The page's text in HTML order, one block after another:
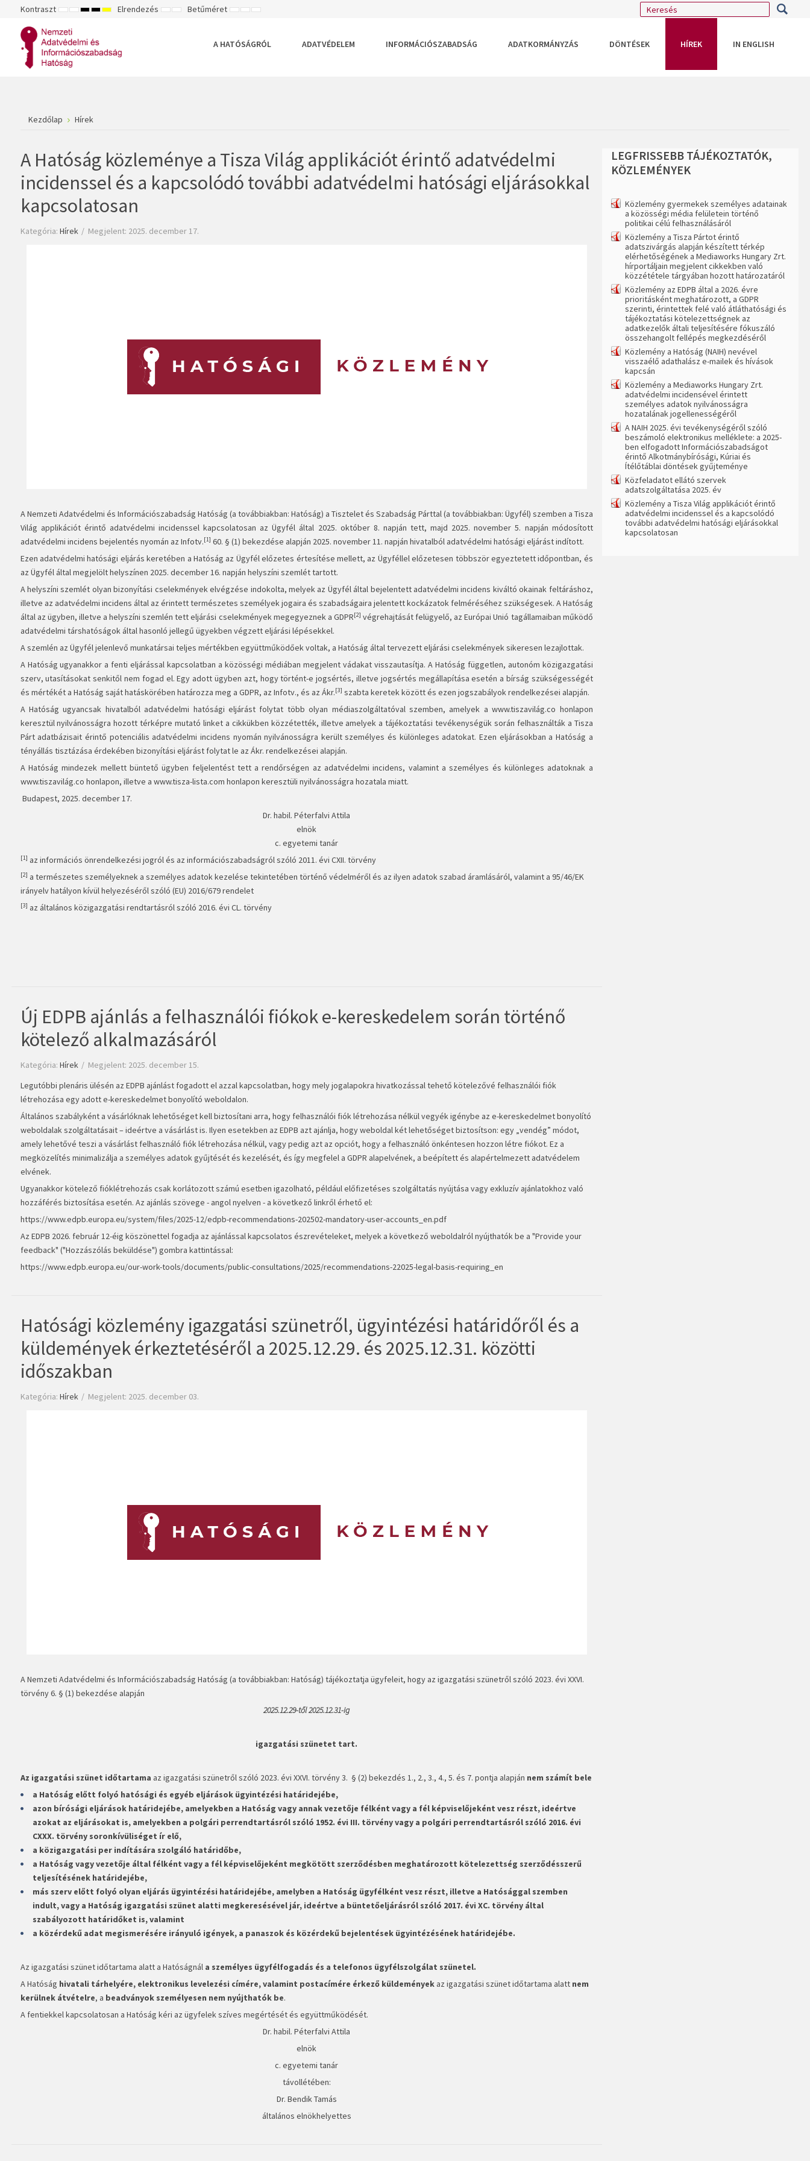
Kontraszt ALAPÉRTELMEZETT
ÉJSZAKAI
NAGY
FEHÉR
MÓD
NAGY
SÁRGA
MÓD
NAGY
MÓD
Elrendezés RÖGZÍTETT
SZÉLES
Betűméret KISEBB
ALAPÉRTELMEZETT
NAGYOBB
A HATÓSÁGRÓL
ADATVÉDELEM INFORMÁCIÓSZABADSÁG ADATKORMÁNYZÁS DÖNTÉSEK HÍREK IN ENGLISH
Kezdőlap Hírek
A Hatóság közleménye a Tisza Világ applikációt érintő adatvédelmi
incidenssel és a kapcsolódó további adatvédelmi hatósági eljárásokkal
kapcsolatosan
Kategória: Hírek Megjelent: 2025. december 17.
A Nemzeti Adatvédelmi és Információszabadság Hatóság (a továbbiakban: Hatóság) a Tisztelet és Szabadság Párttal (a továbbiakban: Ügyfél) szemben a Tisza
Világ applikációt érintő adatvédelmi incidenssel kapcsolatosan az Ügyfél által 2025. október 8. napján tett, majd 2025. november 5. napján módosított
adatvédelmi incidens bejelentés nyomán az Infotv.[1] 60. § (1) bekezdése alapján 2025. november 11. napján hivatalból adatvédelmi hatósági eljárást indított.
Ezen adatvédelmi hatósági eljárás keretében a Hatóság az Ügyfél előzetes értesítése mellett, az Ügyféllel előzetesen többször egyeztetett időpontban, és
az Ügyfél által megjelölt helyszínen 2025. december 16. napján helyszíni szemlét tartott.
A helyszíni szemlét olyan bizonyítási cselekmények elvégzése indokolta, melyek az Ügyfél által bejelentett adatvédelmi incidens kiváltó okainak feltáráshoz,
illetve az adatvédelmi incidens által az érintett természetes személyek jogaira és szabadságaira jelentett kockázatok felméréséhez szükségesek. A Hatóság
által az ügyben, illetve a helyszíni szemlén tett eljárási cselekmények megegyeznek a GDPR[2] végrehajtását felügyelő, az Európai Unió tagállamaiban működő
adatvédelmi társhatóságok által hasonló jellegű ügyekben végzett eljárási lépésekkel.
A szemlén az Ügyfél jelenlevő munkatársai teljes mértékben együttműködőek voltak, a Hatóság által tervezett eljárási cselekmények sikeresen lezajlottak.
A Hatóság ugyanakkor a fenti eljárással kapcsolatban a közösségi médiában megjelent vádakat visszautasítja. A Hatóság független, autonóm közigazgatási
szerv, utasításokat senkitől nem fogad el. Egy adott ügyben azt, hogy történt-e jogsértés, illetve jogsértés megállapítása esetén a bírság szükségességét
és mértékét a Hatóság saját hatáskörében határozza meg a GDPR, az Infotv., és az Ákr.[3] szabta keretek között és ezen jogszabályok rendelkezései alapján.
A Hatóság ugyancsak hivatalból adatvédelmi hatósági eljárást folytat több olyan médiaszolgáltatóval szemben, amelyek a www.tiszavilág.co honlapon
keresztül nyilvánosságra hozott térképre mutató linket a cikkükben közzétették, illetve amelyek a tájékoztatási tevékenységük során felhasználták a Tisza
Párt adatbázisait érintő potenciális adatvédelmi incidens nyomán nyilvánosságra került személyes és különleges adatokat. Ezen eljárásokban a Hatóság a
tényállás tisztázása érdekében bizonyítási eljárást folytat le az Ákr. rendelkezései alapján.
A Hatóság mindezek mellett büntető ügyben feljelentést tett a rendőrségen az adatvédelmi incidens, valamint a személyes és különleges adatoknak a
www.tiszavilág.co honlapon, illetve a www.tisza-lista.com honlapon keresztüli nyilvánosságra hozatala miatt.
Budapest, 2025. december 17.
Dr. habil. Péterfalvi Attila
elnök
c. egyetemi tanár
[1] az információs önrendelkezési jogról és az információszabadságról szóló 2011. évi CXII. törvény
[2] a természetes személyeknek a személyes adatok kezelése tekintetében történő védelméről és az ilyen adatok szabad áramlásáról, valamint a 95/46/EK
irányelv hatályon kívül helyezéséről szóló (EU) 2016/679 rendelet
[3] az általános közigazgatási rendtartásról szóló 2016. évi CL. törvény
Új EDPB ajánlás a felhasználói fiókok e-kereskedelem során történő
kötelező alkalmazásáról
Kategória: Hírek
Megjelent: 2025. december 15.
Legutóbbi plenáris ülésén az EDPB ajánlást fogadott el azzal kapcsolatban, hogy mely jogalapokra hivatkozással tehető kötelezővé felhasználói fiók
létrehozása egy adott e-kereskedelmet bonyolító weboldalon.
Általános szabályként a vásárlóknak lehetőséget kell biztosítani arra, hogy felhasználói fiók létrehozása nélkül vegyék igénybe az e-kereskedelmet bonyolító
weboldalak szolgáltatásait – ideértve a vásárlást is. Ilyen esetekben az EDPB azt ajánlja, hogy weboldal két lehetőséget biztosítson: egy „vendég” módot,
amely lehetővé teszi a vásárlást felhasználó fiók létrehozása nélkül, vagy pedig azt az opciót, hogy a felhasználó önkéntesen hozzon létre fiókot. Ez a
megközelítés minimalizálja a személyes adatok gyűjtését és kezelését, és így megfelel a GDPR alapelvének, a beépített és alapértelmezett adatvédelem
elvének.
Ugyanakkor kötelező fióklétrehozás csak korlátozott számú esetben igazolható, például előfizetéses szolgáltatás nyújtása vagy exkluzív ajánlatokhoz való
hozzáférés biztosítása esetén. Az ajánlás szövege - angol nyelven - a következő linkről érhető el:
https://www.edpb.europa.eu/system/files/2025-12/edpb-recommendations-202502-mandatory-user-accounts_en.pdf
Az EDPB 2026. február 12-éig köszönettel fogadja az ajánlással kapcsolatos észrevételeket, melyek a következő weboldalról nyújthatók be a "Provide your
feedback" ("Hozzászólás beküldése") gombra kattintással:
https://www.edpb.europa.eu/our-work-tools/documents/public-consultations/2025/recommendations-22025-legal-basis-requiring_en
Hatósági közlemény igazgatási szünetről, ügyintézési határidőről és a
küldemények érkeztetéséről a 2025.12.29. és 2025.12.31. közötti
időszakban
Kategória: Hírek Megjelent: 2025. december 03.
A Nemzeti Adatvédelmi és Információszabadság Hatóság (a továbbiakban: Hatóság) tájékoztatja ügyfeleit, hogy az igazgatási szünetről szóló 2023. évi XXVI.
törvény 6. § (1) bekezdése alapján
2025.12.29-től 2025.12.31-ig
igazgatási szünetet tart.
Az igazgatási szünet időtartama az igazgatási szünetről szóló 2023. évi XXVI. törvény 3. § (2) bekezdés 1., 2., 3., 4., 5. és 7. pontja alapján nem számít bele
a Hatóság előtt folyó hatósági és egyéb eljárások ügyintézési határidejébe,
azon bírósági eljárások határidejébe, amelyekben a Hatóság vagy annak vezetője félként vagy a fél képviselőjeként vesz részt, ideértve
azokat az eljárásokat is, amelyekben a polgári perrendtartásról szóló 1952. évi III. törvény vagy a polgári perrendtartásról szóló 2016. évi
CXXX. törvény soronkívüliséget ír elő,
a közigazgatási per indítására szolgáló határidőbe,
a Hatóság vagy vezetője által félként vagy a fél képviselőjeként megkötött szerződésben meghatározott kötelezettség szerződésszerű
teljesítésének határidejébe,
más szerv előtt folyó olyan eljárás ügyintézési határidejébe, amelyben a Hatóság ügyfélként vesz részt, illetve a Hatósággal szemben
indult, vagy a Hatóság igazgatási szünet alatti megkeresésével jár, ideértve a büntetőeljárásról szóló 2017. évi XC. törvény által
szabályozott határidőket is, valamint
a közérdekű adat megismerésére irányuló igények, a panaszok és közérdekű bejelentések ügyintézésének határidejébe.
Az igazgatási szünet időtartama alatt a Hatóságnála személyes ügyfélfogadás és a telefonos ügyfélszolgálat szünetel.
A Hatóság hivatali tárhelyére, elektronikus levelezési címére, valamint postacímére érkező küldeményekaz igazgatási szünet időtartama alatt nem
kerülnek átvételre, a beadványok személyesen nem nyújthatók be.
A fentiekkel kapcsolatosan a Hatóság kéri az ügyfelek szíves megértését és együttműködését.
Dr. habil. Péterfalvi Attila
elnök
c. egyetemi tanár
távollétében:
Dr. Bendik Tamás
általános elnökhelyettes
LEGFRISSEBB TÁJÉKOZTATÓK,
KÖZLEMÉNYEK
Közlemény gyermekek személyes adatainak
a közösségi média felületein történő
politikai célú felhasználásáról
Közlemény a Tisza Pártot érintő
adatszivárgás alapján készített térkép
elérhetőségének a Mediaworks Hungary Zrt.
hírportáljain megjelent cikkekben való
közzététele tárgyában hozott határozatáról
Közlemény az EDPB által a 2026. évre
prioritásként meghatározott, a GDPR
szerinti, érintettek felé való átláthatósági és
tájékoztatási kötelezettségnek az
adatkezelők általi teljesítésére fókuszáló
összehangolt fellépés megkezdéséről
Közlemény a Hatóság (NAIH) nevével
visszaélő adathalász e-mailek és hívások
kapcsán
Közlemény a Mediaworks Hungary Zrt.
adatvédelmi incidensével érintett
személyes adatok nyilvánosságra
hozatalának jogellenességéről
A NAIH 2025. évi tevékenységéről szóló
beszámoló elektronikus melléklete: a 2025-
ben elfogadott Információszabadságot
érintő Alkotmánybírósági, Kúriai és
Ítélőtáblai döntések gyűjteménye
Közfeladatot ellátó szervek
adatszolgáltatása 2025. év
Közlemény a Tisza Világ applikációt érintő
adatvédelmi incidenssel és a kapcsolódó
további adatvédelmi hatósági eljárásokkal
kapcsolatosan